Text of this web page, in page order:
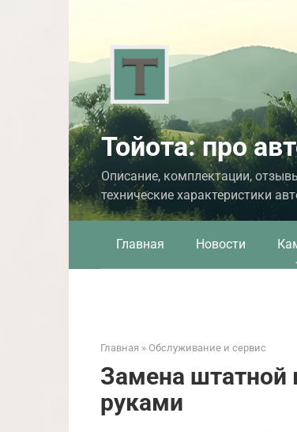
Тойота: про
Описание, комплектации,
технические характеристики
Главная Новости
Главная » Обслуживание и сервис
Замена штатной
руками